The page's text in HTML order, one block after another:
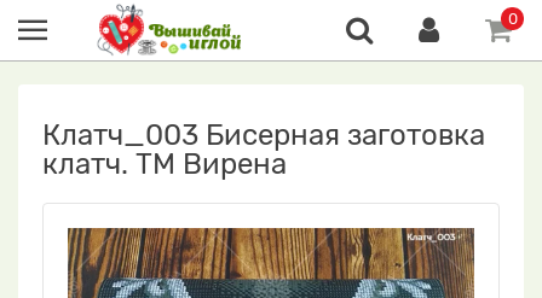
0
Клатч_003 Бисерная заготовка
клатч. ТМ Вирена